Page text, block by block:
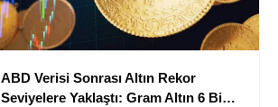
ABD Verisi Sonrası Altın Rekor
Seviyelere Yaklaştı: Gram Altın 6 Bin